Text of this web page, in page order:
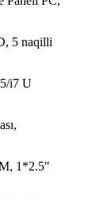
5 naqilli
i7 U
1*2.5″